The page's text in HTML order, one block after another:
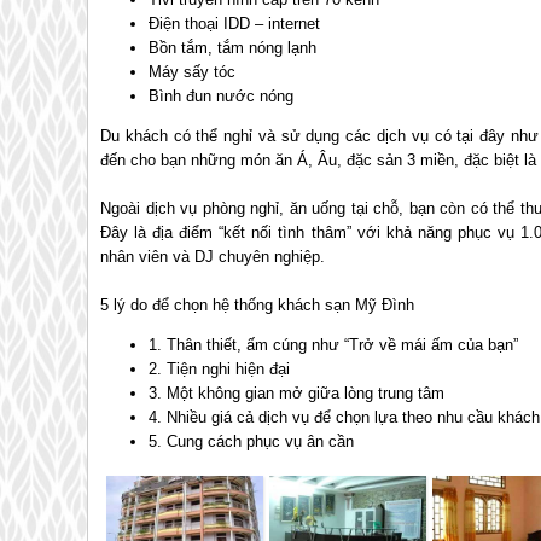
Điện thoại IDD – internet
Bồn tắm, tắm nóng lạnh
Máy sấy tóc
Bình đun nước nóng
Du khách có thể nghỉ và sử dụng các dịch vụ có tại đây
đến cho bạn những món ăn Á, Âu, đặc sản 3 miền, đặc biệt
Ngoài dịch vụ phòng nghỉ, ăn uống tại chỗ, bạn còn có
Đây là địa điểm “kết nối tình thâm” với khả năng phục vụ
nhân viên và DJ chuyên nghiệp.
5 lý do để chọn hệ thống khách sạn Mỹ Đình
1. Thân thiết, ấm cúng như “Trở về mái ấm của bạn”
2. Tiện nghi hiện đại
3. Một không gian mở giữa lòng trung tâm
4. Nhiều giá cả dịch vụ để chọn lựa theo nhu cầu
5. Cung cách phục vụ ân cần